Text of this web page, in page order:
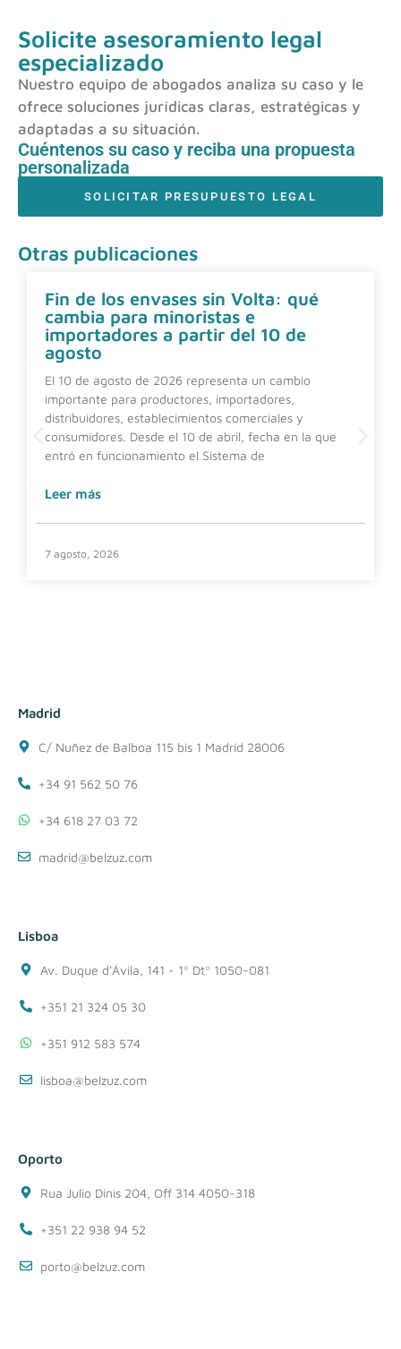
Solicite asesoramiento legal
especializado
Nuestro equipo de abogados analiza su caso y le
ofrece soluciones jurídicas claras, estratégicas y
adaptadas a su situación.
Cuéntenos su caso y reciba una propuesta
personalizada
SOLICITAR PRESUPUESTO LEGAL
Otras publicaciones
Fin de los envases sin Volta: qué
cambia para minoristas e
importadores a partir del 10 de
agosto
El 10 de agosto de 2026 representa un cambio
importante para productores, importadores,
distribuidores, establecimientos comerciales y
consumidores. Desde el 10 de abril, fecha en la que
entró en funcionamiento el Sistema de
Leer más
7 agosto, 2026
Madrid
C/ Nuñez de Balboa 115 bis 1 Madrid 28006
+34 91 562 50 76
+34 618 27 03 72
madrid@belzuz.com
Lisboa
Av. Duque d'Ávila, 141 - 1º Dtº 1050-081
+351 21 324 05 30
+351 912 583 574
lisboa@belzuz.com
Oporto
Rua Julio Dinis 204, Off 314 4050-318
+351 22 938 94 52
porto@belzuz.com